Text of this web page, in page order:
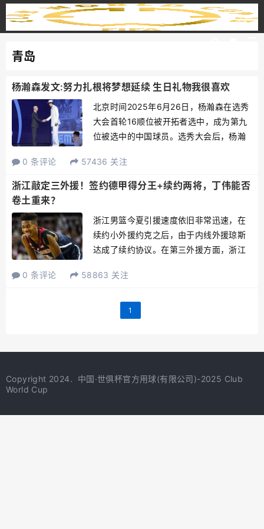
青岛
杨瀚森发文:努力扎根将梦想延续 生日礼物我很喜欢
北京时间2025年6月26日，杨瀚森在选秀
大会首轮16顺位被开拓者选中，成为第九
位被选中的中国球员。选秀大会后，杨瀚
大结局。曾经脑海里飘渺的幻想，在今天
具象成巴克莱中心耀眼的光芒。这个生日
0 条评论 57436 关注
浙江敲定三外援！签约德甲得分王+续约两将，丁伟能否
卷土重来？
浙江男篮今夏引援速度依旧非常迅速，在
续约小外援约克之后，由于内线外援琼斯
达成了续约协议。在第三外援方面，浙江
常规赛得分王，锋卫摇摆人布兰登-兰道夫
达成的续约协议有NBA...
0 条评论 58863 关注
1
Copyright 2024. 中国·世俱杯官方用球(有限公司)-2025 Club
World Cup